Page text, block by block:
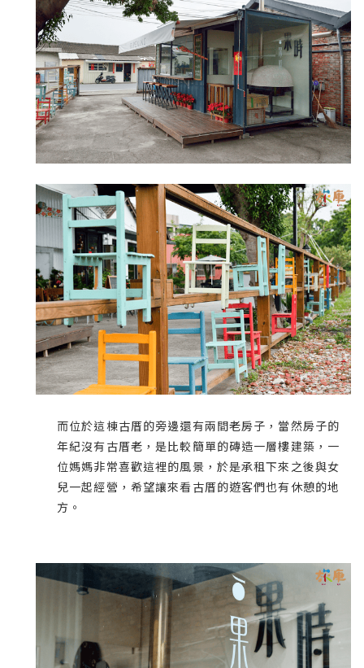
而位於這棟古厝的旁邊還有兩間老房子，當然房子的
年紀沒有古厝老，是比較簡單的磚造一層樓建築，一
位媽媽非常喜歡這裡的風景，於是承租下來之後與女
兒一起經營，希望讓來看古厝的遊客們也有休憩的地
方。